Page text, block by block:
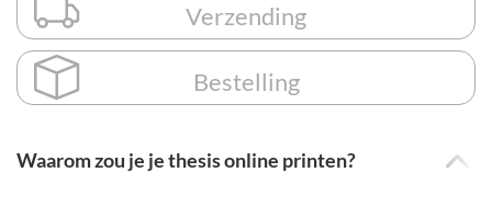
Verzending
Bestelling
Waarom zou je je thesis online printen?